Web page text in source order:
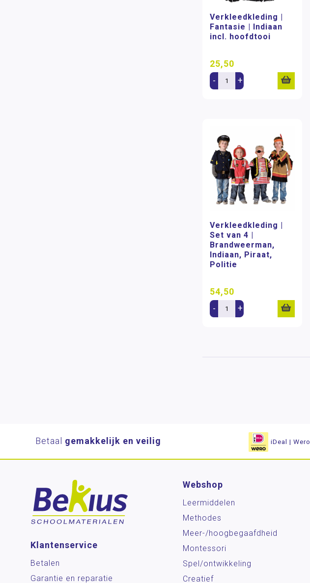
Verkleedkleding |
Fantasie | Indiaan
incl. hoofdtooi
25,50
- +
Verkleedkleding |
Set van 4 |
Brandweerman,
Indiaan, Piraat,
Politie
54,50
- +
Betaal gemakkelijk en veilig iDeal | Wero
Klantenservice
Betalen
Garantie en reparatie
Webshop
Leermiddelen
Methodes
Meer-/hoog­begaafdheid
Montessori
Spel/ontwikkeling
Creatief